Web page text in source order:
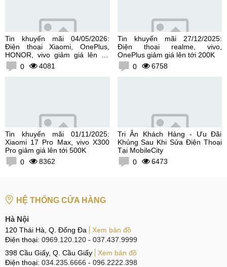
Tin khuyến mãi 04/05/2026:
Điện thoại Xiaomi, OnePlus,
HONOR, vivo giảm giá lên tới
300K0 4081
Tin khuyến mãi 27/12/2025:
Điện thoại realme, vivo,
OnePlus giảm giá lên tới 200K
0
6758
Tin khuyến mãi 01/11/2025:
Xiaomi 17 Pro Max, vivo X300
Pro giảm giá lên tới 500K
0
8362
Tri Ân Khách Hàng - Ưu Đãi
Khủng Sau Khi Sửa Điện Thoại
Tại MobileCity
0
6473
HỆ THỐNG CỬA HÀNG
Hà Nội
120 Thái Hà, Q. Đống Đa
Xem bản đồ
Điện thoại: 0969.120.120 - 037.437.9999
398 Cầu Giấy, Q. Cầu Giấy
Xem bản đồ
Điện thoại: 034.235.6666 - 096.2222.398